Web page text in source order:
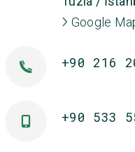
Google
+90 216
+90 533